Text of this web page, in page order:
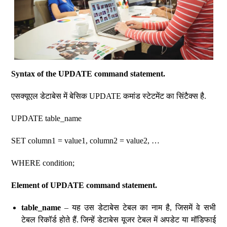
Syntax of the UPDATE command statement.
एसक्यूएल डेटाबेस में बेसिक UPDATE कमांड स्टेटमेंट का सिंटैक्स है.
UPDATE table_name
SET column1 = value1, column2 = value2, …
WHERE condition;
Element of UPDATE command statement.
table_name – यह उस डेटाबेस टेबल का नाम है, जिसमें वे सभी
टेबल रिकॉर्ड होते हैं. जिन्हें डेटाबेस यूजर टेबल में अपडेट या मॉडिफाई